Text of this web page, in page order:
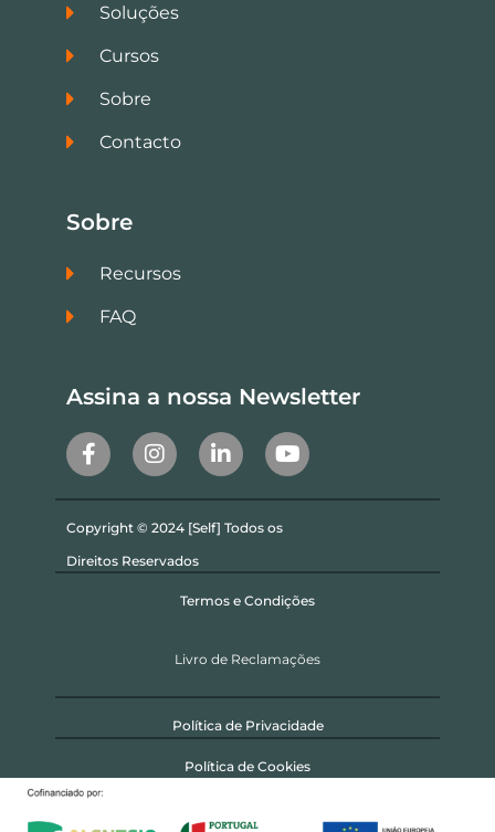
Soluções
Cursos
Sobre
Contacto
Sobre
Recursos
FAQ
Assina a nossa Newsletter
Copyright © 2024 [Self] Todos os
Direitos Reservados
Termos e Condições
Livro de Reclamações
Política de Privacidade
Política de Cookies